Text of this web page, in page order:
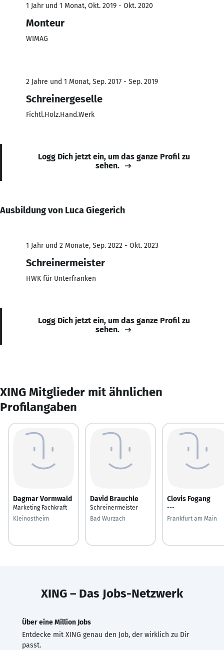
1 Jahr und 1 Monat, Okt. 2019 - Okt. 2020
Monteur
WIMAG
2 Jahre und 1 Monat, Sep. 2017 - Sep. 2019
Schreinergeselle
Fichtl.Holz.Hand.Werk
Logg Dich jetzt ein, um das ganze Profil zu
sehen.
Ausbildung von Luca Giegerich
1 Jahr und 2 Monate, Sep. 2022 - Okt. 2023
Schreinermeister
HWK für Unterfranken
Logg Dich jetzt ein, um das ganze Profil zu
sehen.
XING Mitglieder mit ähnlichen
Profilangaben
Dagmar Vormwald
Marketing Fachkraft
Kleinostheim
David Brauchle
Schreinermeister
Bad Wurzach
Clovis Fogang
---
Frankfurt am Main
XING – Das Jobs-Netzwerk
Über eine Million Jobs
Entdecke mit XING genau den Job, der wirklich zu Dir
passt.